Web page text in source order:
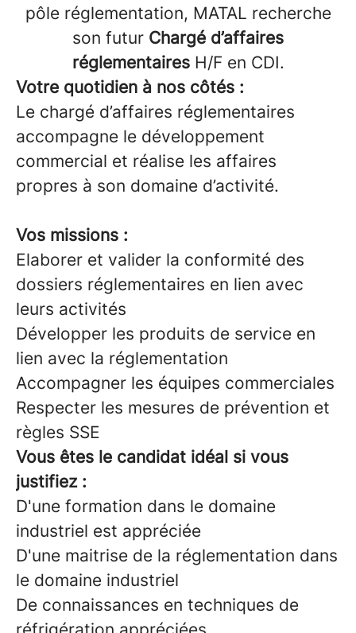
pôle réglementation, MATAL recherche
son futur Chargé d’affaires
réglementairesH/F en CDI.
Votre quotidien à nos côtés :
Le chargé d’affaires réglementaires
accompagne le développement
commercial et réalise les affaires
propres à son domaine d’activité.
Vos missions :
Elaborer et valider la conformité des
dossiers réglementaires en lien avec
leurs activités
Développer les produits de service en
lien avec la réglementation
Accompagner les équipes commerciales
Respecter les mesures de prévention et
règles SSE
Vous êtes le candidat idéal si vous
justifiez :
D'une formation dans le domaine
industriel est appréciée
D'une maitrise de la réglementation dans
le domaine industriel
De connaissances en techniques de